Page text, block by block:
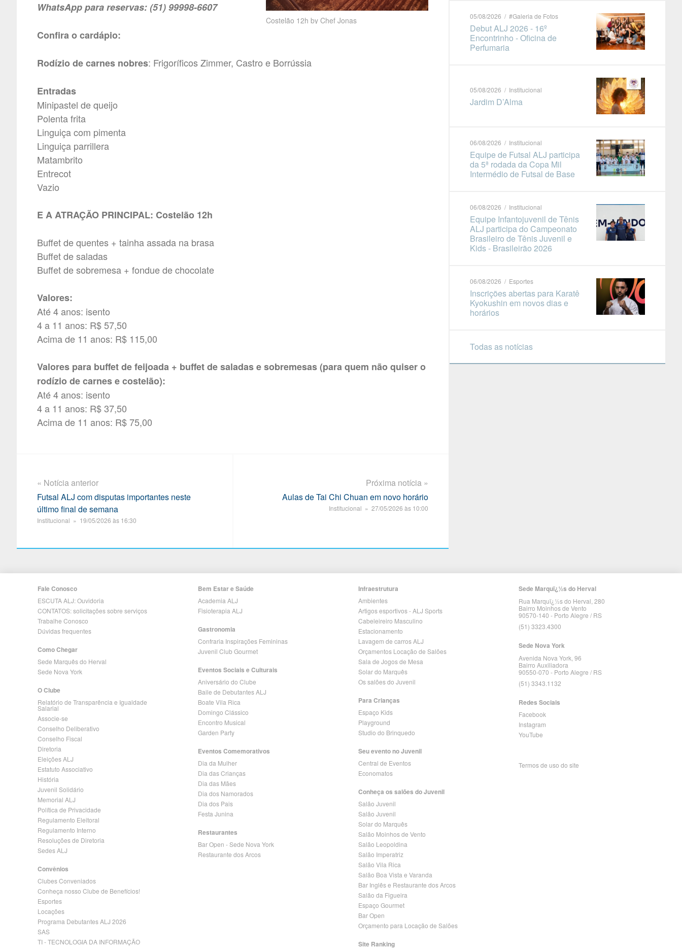
Costelão 12h by Chef Jonas
WhatsApp para reservas: (51) 99998-6607
Confira o cardápio:
Rodízio de carnes nobres: Frigoríficos Zimmer, Castro e Borrússia
Entradas
Minipastel de queijo
Polenta frita
Linguiça com pimenta
Linguiça parrillera
Matambrito
Entrecot
Vazio
E A ATRAÇÃO PRINCIPAL: Costelão 12h
Buffet de quentes + tainha assada na brasa
Buffet de saladas
Buffet de sobremesa + fondue de chocolate
Valores:
Até 4 anos: isento
4 a 11 anos: R$ 57,50
Acima de 11 anos: R$ 115,00
Valores para buffet de feijoada + buffet de saladas e sobremesas (para quem não quiser o
rodízio de carnes e costelão):
Até 4 anos: isento
4 a 11 anos: R$ 37,50
Acima de 11 anos: R$ 75,00
« Notícia anterior
Futsal ALJ com disputas importantes neste
último final de semana
Institucional » 19/05/2026 às 16:30
Próxima notícia »
Aulas de Tai Chi Chuan em novo horário
Institucional » 27/05/2026 às 10:00
05/08/2026 / #Galeria de Fotos
Debut ALJ 2026 - 16º
Encontrinho - Oficina de
Perfumaria
05/08/2026 / Institucional
Jardim D’Alma
06/08/2026 / Institucional
Equipe de Futsal ALJ participa
da 5ª rodada da Copa Mil
Intermédio de Futsal de Base
06/08/2026 / Institucional
Equipe Infantojuvenil de Tênis
ALJ participa do Campeonato
Brasileiro de Tênis Juvenil e
Kids - Brasileirão 2026
06/08/2026 / Esportes
Inscrições abertas para Karatê
Kyokushin em novos dias e
horários
Todas as notícias
Fale Conosco
ESCUTA ALJ: Ouvidoria
CONTATOS: solicitações sobre serviços
Trabalhe Conosco
Dúvidas frequentes
Como Chegar
Sede Marquês do Herval
Sede Nova York
O Clube
Relatório de Transparência e Igualdade
Salarial
Associe-se
Conselho Deliberativo
Conselho Fiscal
Diretoria
Eleições ALJ
Estatuto Associativo
História
Juvenil Solidário
Memorial ALJ
Política de Privacidade
Regulamento Eleitoral
Regulamento Interno
Resoluções de Diretoria
Sedes ALJ
Convênios
Clubes Conveniados
Conheça nosso Clube de Benefícios!
Esportes
Locações
Programa Debutantes ALJ 2026
SAS
TI - TECNOLOGIA DA INFORMAÇÃO
Bem Estar e Saúde
Academia ALJ
Fisioterapia ALJ
Gastronomia
Confraria Inspirações Femininas
Juvenil Club Gourmet
Eventos Sociais e Culturais
Aniversário do Clube
Baile de Debutantes ALJ
Boate Vila Rica
Domingo Clássico
Encontro Musical
Garden Party
Eventos Comemorativos
Dia da Mulher
Dia das Crianças
Dia das Mães
Dia dos Namorados
Dia dos Pais
Festa Junina
Restaurantes
Bar Open - Sede Nova York
Restaurante dos Arcos
Infraestrutura
Ambientes
Artigos esportivos - ALJ Sports
Cabeleireiro Masculino
Estacionamento
Lavagem de carros ALJ
Orçamentos Locação de Salões
Sala de Jogos de Mesa
Solar do Marquês
Os salões do Juvenil
Para Crianças
Espaço Kids
Playground
Studio do Brinquedo
Seu evento no Juvenil
Central de Eventos
Economatos
Conheça os salões do Juvenil
Salão Juvenil
Salão Juvenil
Solar do Marquês
Salão Moinhos de Vento
Salão Leopoldina
Salão Imperatriz
Salão Vila Rica
Salão Boa Vista e Varanda
Bar Inglês e Restaurante dos Arcos
Salão da Figueira
Espaço Gourmet
Bar Open
Orçamento para Locação de Salões
Site Ranking
Sede Marquï¿½s do Herval
Rua Marquï¿½s do Herval, 280
Bairro Moinhos de Vento
90570-140 - Porto Alegre / RS
(51) 3323.4300
Sede Nova York
Avenida Nova York, 96
Bairro Auxiliadora
90550-070 - Porto Alegre / RS
(51) 3343.1132
Redes Sociais
Facebook
Instagram
YouTube
Termos de uso do site